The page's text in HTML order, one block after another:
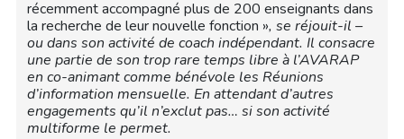
récemment accompagné plus de 200 enseignants dans
la recherche de leur nouvelle fonction », se réjouit-il –
ou dans son activité de coach indépendant. Il consacre
une partie de son trop rare temps libre à l’AVARAP
en co-animant comme bénévole les Réunions
d’information mensuelle. En attendant d’autres
engagements qu’il n’exclut pas… si son activité
multiforme le permet.